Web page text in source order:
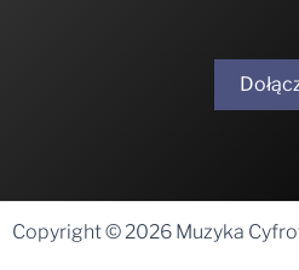
Copyright © 2026 Muzyka